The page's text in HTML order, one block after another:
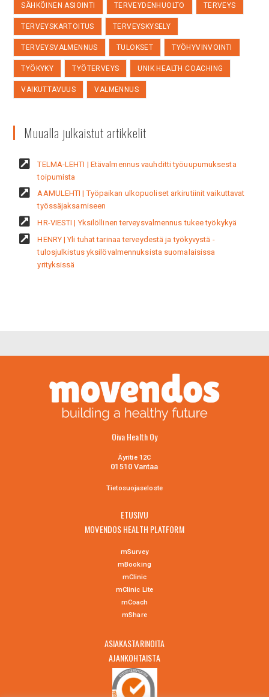
SÄHKÖINEN ASIOINTI TERVEYDENHUOLTO TERVEYS
TERVEYSKARTOITUS TERVEYSKYSELY
TERVEYSVALMENNUS TULOKSET TYÖHYVINVOINTI
TYÖKYKY TYÖTERVEYS UNIK HEALTH COACHING
VAIKUTTAVUUS VALMENNUS
Muualla julkaistut artikkelit
TELMA-LEHTI | Etävalmennus vauhditti työuupumuksesta
toipumista
AAMULEHTI | Työpaikan ulkopuoliset arkirutiinit vaikuttavat
työssäjaksamiseen
HR-VIESTI | Yksilöllinen terveysvalmennus tukee työkykyä
HENRY | Yli tuhat tarinaa terveydestä ja työkyvystä -
tulosjulkistus yksilövalmennuksista suomalaisissa
yrityksissä
Oiva Health Oy
Äyritie 12C
01510 Vantaa
Tietosuojaselo ste
ETUSIVU
MOVENDOS HEALTH PLATFORM
mSurvey
mBooking
mClinic
mClinic Lite
mCoach
mShare
ASIAKASTARINOITA
AJANKOHTAISTA